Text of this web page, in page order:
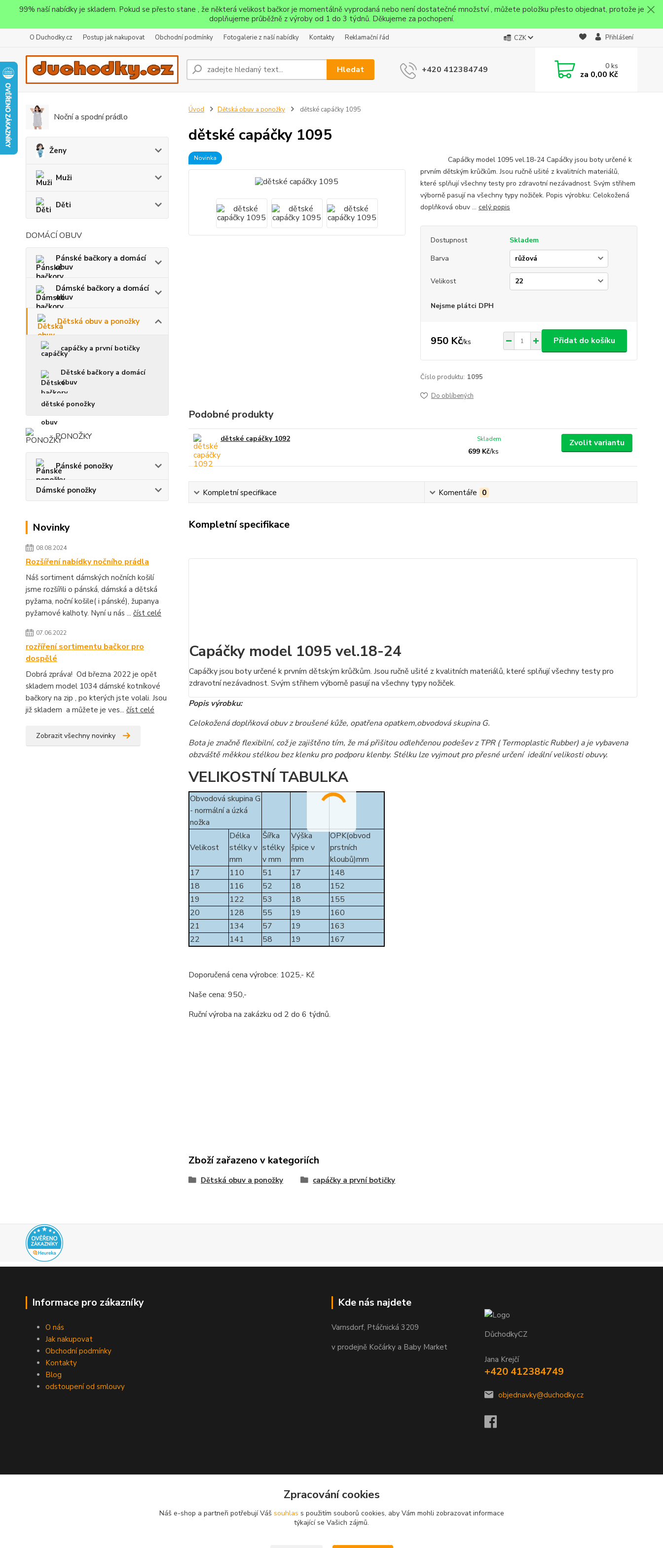
99% naší nabídky je skladem. Pokud se přesto stane , že některá velikost bačkor je momentálně vyprodaná nebo není dostatečné množství , můžete položku přesto objednat, protože je
doplňujeme průběžně z výroby od 1 do 3 týdnů. Děkujeme za pochopení.
O Duchodky.cz Postup jak nakupovat Obchodní podmínky Fotogalerie z naší nabídky Kontakty Reklamační řád CZK Přihlášení
Hledat +420 412384749 0ks
za 0,00 Kč
Noční a spodní prádlo
Ženy
Muži
Děti
DOMÁCÍ OBUV
Pánské bačkory a domácí
obuv
Dámské bačkory a domácí
obuv
Dětská obuv a ponožky
capáčky a první botičky
Dětské bačkory a domácí
obuv
dětské ponožky
PONOŽKY
Pánské ponožky
Dámské ponožky
Novinky
08.08.2024
Rozšíření nabídky nočního prádla
Náš sortiment dámských nočních košilí
jsme rozšířili o pánská, dámská a dětská
pyžama, noční košile( i pánské), županya
pyžamové kalhoty. Nyní u nás ... číst celé
07.06.2022
rozříření sortimentu bačkor pro
dospělé
Dobrá zpráva! Od března 2022 je opět
skladem model 1034 dámské kotníkové
bačkory na zip , po kterých jste volali. Jsou
již skladem a můžete je ves... číst celé
Zobrazit všechny novinky
Úvod Dětská obuv a ponožky dětské capáčky 1095
dětské capáčky 1095
Novinka
Capáčky model 1095 vel.18-24 Capáčky jsou boty určené k
prvním dětským krůčkům. Jsou ručně ušité z kvalitních materiálů,
které splňují všechny testy pro zdravotní nezávadnost. Svým střihem
výborně pasují na všechny typy nožiček. Popis výrobku: Celokožená
doplňková obuv ... celý popis
Dostupnost
Skladem
Barva
Velikost
Nejsme plátci DPH
950 Kč/ks Přidat do košíku
Číslo produktu: 1095
Do oblíbených
Podobné produkty
dětské capáčky 1092
699 Kč/ks
Skladem Zvolit variantu
Kompletní specifikace Komentáře 0
Kompletní specifikace
Capáčky model 1095 vel.18-24
Capáčky jsou boty určené k prvním dětským krůčkům. Jsou ručně ušité z kvalitních materiálů, které splňují všechny testy pro
zdravotní nezávadnost. Svým střihem výborně pasují na všechny typy nožiček.
Popis výrobku:
Celokožená doplňková obuv z broušené kůže, opatřena opatkem,obvodová skupina G.
Bota je značně flexibilní, což je zajištěno tím, že má přišitou odlehčenou podešev z TPR ( Termoplastic Rubber) a je vybavena
obzváště měkkou stélkou bez klenku pro podporu klenby. Stélku lze vyjmout pro přesné určení ideální velikosti obuvy.
VELIKOSTNÍ TABULKA
Obvodová skupina G
- normální a úzká
nožka
Velikost
Délka
stélky v
mm
Šířka
stélky
v mm
Výška
špice v
mm
OPK(obvod
prstních
kloubů)mm
17
110 51 17
148
18
116 52 18
152
19
122 53 18
155
20
128 55 19
160
21
134 57 19
163
22
141 58 19 167
Doporučená cena výrobce: 1025,- Kč
Naše cena: 950,-
Ruční výroba na zakázku od 2 do 6 týdnů.
Zboží zařazeno v kategoriích
Dětská obuv a ponožky capáčky a první botičky
Informace pro zákazníky
O nás
Jak nakupovat
Obchodní podmínky
Kontakty
Blog
odstoupení od smlouvy
Kde nás najdete
Varnsdorf, Ptáčnická 3209
v prodejně Kočárky a Baby Market
DůchodkyCZ
Jana Krejčí
+420 412384749
objednavky@duchodky.cz
Zpracování cookies
Náš e-shop a partneři potřebují Váš souhlas s použitím souborů cookies, aby Vám mohli zobrazovat informace
týkající se Vašich zájmů.